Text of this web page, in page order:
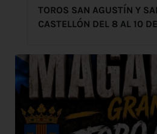
TOROS SAN AGUSTÍN Y
CASTELLÓN DEL 8 AL 10